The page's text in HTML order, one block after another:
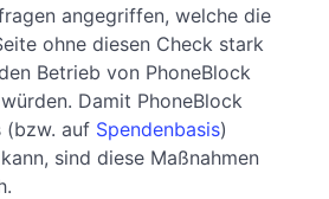
angegriffen, welche die
ohne diesen Check stark
Betrieb von PhoneBlock
Damit PhoneBlock
(bzw. auf Spendenbasis)
sind diese Maßnahmen